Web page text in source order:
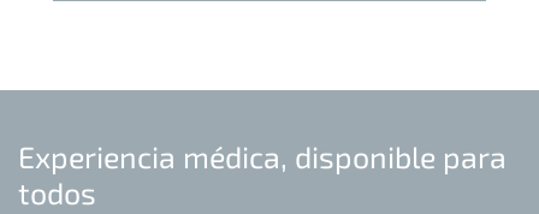
Experiencia médica, disponible para
todos